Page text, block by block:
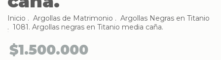
Inicio . Argollas de Matrimonio . Argollas Negras en Titanio
. 1081. Argollas negras en Titanio media caña.
$1.500.000